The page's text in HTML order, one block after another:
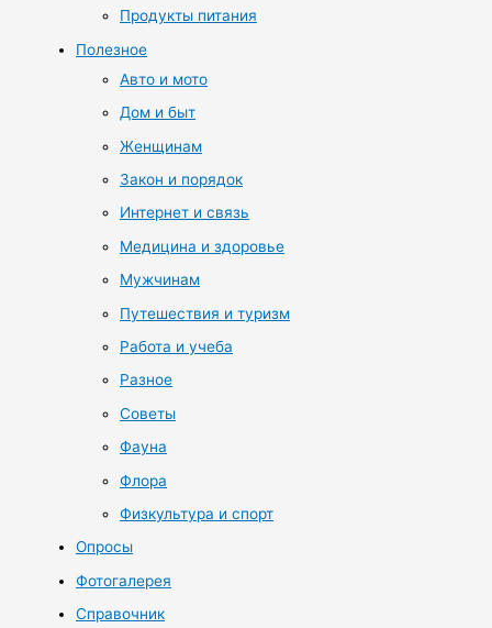
Продукты питания
Полезное
Авто и мото
Дом и быт
Женщинам
Закон и порядок
Интернет и связь
Медицина и здоровье
Мужчинам
Путешествия и туризм
Работа и учеба
Разное
Советы
Фауна
Флора
Физкультура и спорт
Опросы
Фотогалерея
Справочник